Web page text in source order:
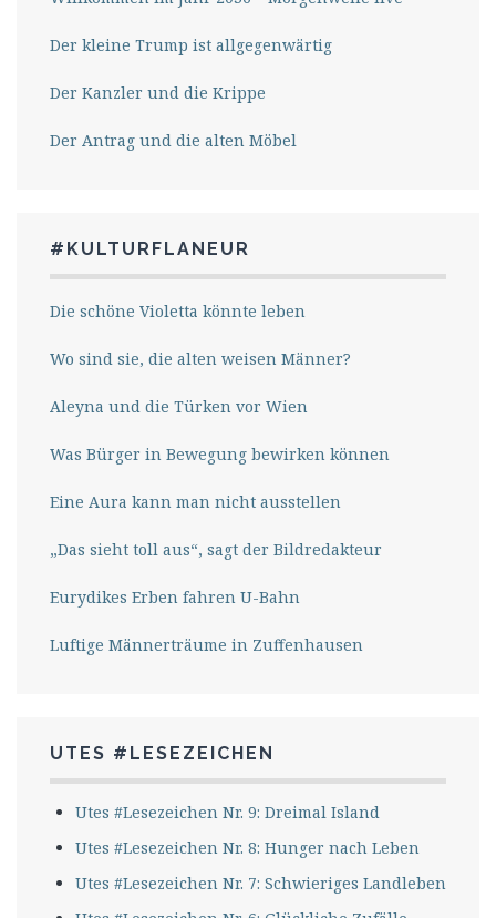
Der kleine Trump ist allgegenwärtig
Der Kanzler und die Krippe
Der Antrag und die alten Möbel
#KULTURFLANEUR
Die schöne Violetta könnte leben
Wo sind sie, die alten weisen Männer?
Aleyna und die Türken vor Wien
Was Bürger in Bewegung bewirken können
Eine Aura kann man nicht ausstellen
„Das sieht toll aus“, sagt der Bildredakteur
Eurydikes Erben fahren U-Bahn
Luftige Männerträume in Zuffenhausen
UTES #LESEZEICHEN
Utes #Lesezeichen Nr. 9: Dreimal Island
Utes #Lesezeichen Nr. 8: Hunger nach Leben
Utes #Lesezeichen Nr. 7: Schwieriges Landleben